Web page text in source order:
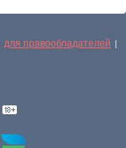
для правообладателей |